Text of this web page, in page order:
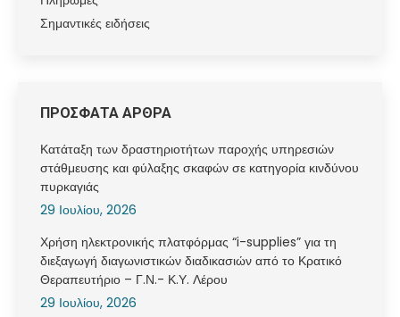
Σημαντικές ειδήσεις
ΠΡΟΣΦΑΤΑ ΑΡΘΡΑ
Κατάταξη των δραστηριοτήτων παροχής υπηρεσιών
στάθμευσης και φύλαξης σκαφών σε κατηγορία κινδύνου
πυρκαγιάς
29 Ιουλίου, 2026
Χρήση ηλεκτρονικής πλατφόρμας “i-supplies” για τη
διεξαγωγή διαγωνιστικών διαδικασιών από το Κρατικό
Θεραπευτήριο – Γ.Ν.- Κ.Υ. Λέρου
29 Ιουλίου, 2026